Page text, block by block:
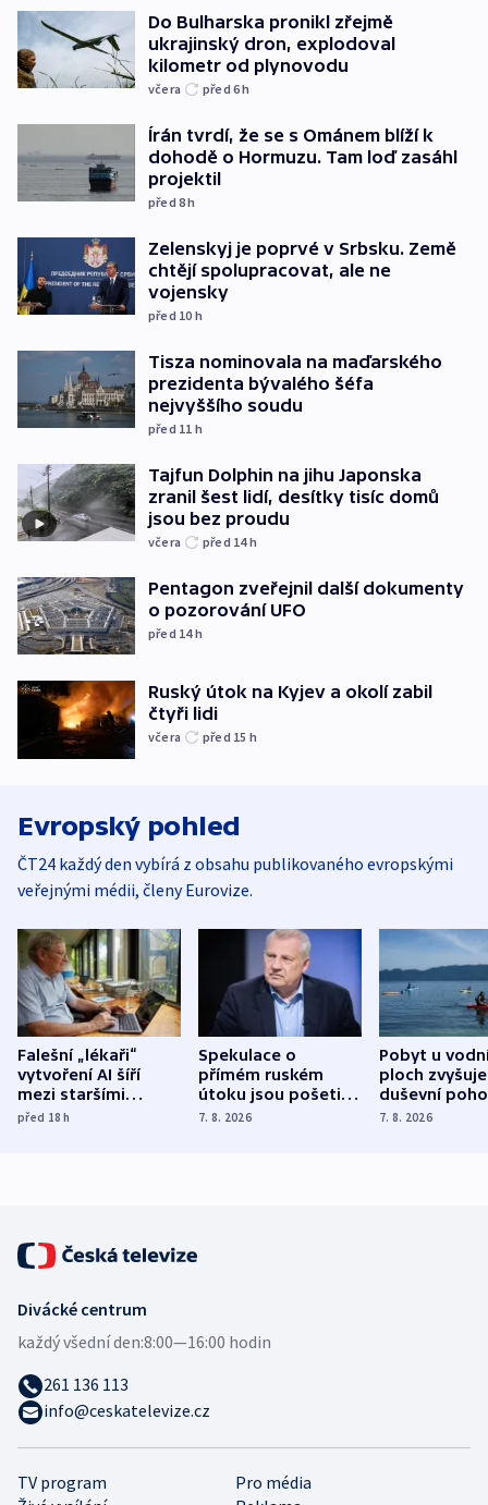
Do Bulharska pronikl zřejmě
ukrajinský dron, explodoval
kilometr od plynovodu
včera před 6h
Írán tvrdí, že se s Ománem blíží k
dohodě o Hormuzu. Tam loď zasáhl
projektil
před 8h
Zelenskyj je poprvé v Srbsku. Země
chtějí spolupracovat, ale ne
vojensky
před 10 h
Tisza nominovala na maďarského
prezidenta bývalého šéfa
nejvyššího soudu
před 11 h
Tajfun Dolphin na jihu Japonska
zranil šest lidí, desítky tisíc domů
jsou bez proudu
včera před 14h
Pentagon zveřejnil další dokumenty
o pozorování UFO
před 14h
Ruský útok na Kyjev a okolí zabil
čtyři lidi
včera před 15 h
Evropský pohled
ČT24 každý den vybírá z obsahu publikovaného evropskými
veřejnými médii, členy Eurovize.
Falešní „lékaři“
vytvoření AI šíří
mezi staršími
Poláky nebezpečné
před 18h
Spekulace o
přímém ruském
útoku jsou pošetilé,
míní estonský
7. 8. 2026
Pobyt u
ploch zvyšuje
duševní
ukázala
7. 8. 2026
TV program
Pro média
Divácké centrum
každý všední den:8:00—16:00 hodin
261 136 113
info@ceskatelevize.cz